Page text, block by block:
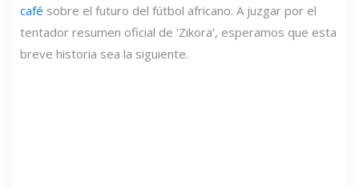
café sobre el futuro del fútbol africano. A juzgar por el
tentador resumen oficial de 'Zikora', esperamos que esta
breve historia sea la siguiente.